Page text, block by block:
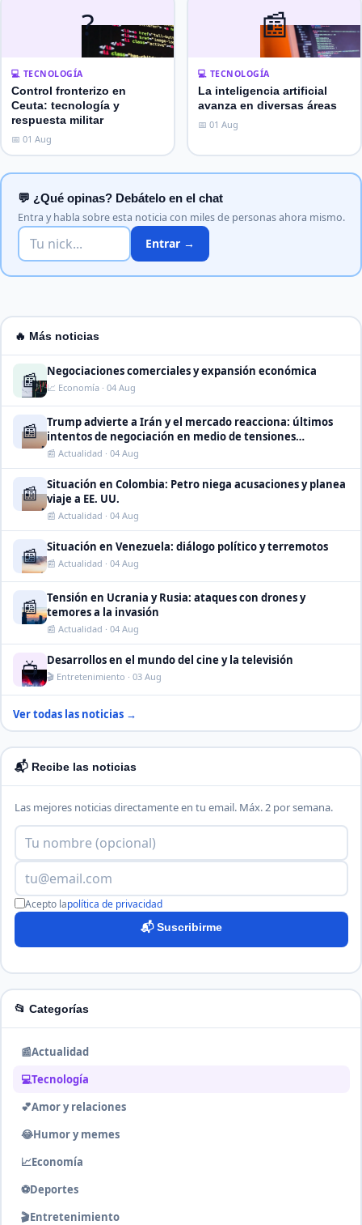
?
💻 TECNOLOGÍA
Control fronterizo en
Ceuta: tecnología y
respuesta militar
📅 01 Aug
📰
💻 TECNOLOGÍA
La inteligencia artificial
avanza en diversas áreas
📅 01 Aug
💬 ¿Qué opinas? Debátelo en el chat
Entra y habla sobre esta noticia con miles de personas ahora mismo.
Entrar →
🔥 Más noticias
📰 Negociaciones comerciales y expansión económica
📈 Economía · 04 Aug
📰
Trump advierte a Irán y el mercado reacciona: últimos
intentos de negociación en medio de tensiones
internacionales
📰 Actualidad · 04 Aug
📰
Situación en Colombia: Petro niega acusaciones y planea
viaje a EE. UU.
📰 Actualidad · 04 Aug
📰 Situación en Venezuela: diálogo político y terremotos
📰 Actualidad · 04 Aug
📰
Tensión en Ucrania y Rusia: ataques con drones y
temores a la invasión
📰 Actualidad · 04 Aug
📺 Desarrollos en el mundo del cine y la televisión
🎬 Entretenimiento · 03 Aug
Ver todas las noticias →
📬 Recibe las noticias
Las mejores noticias directamente en tu email. Máx. 2 por semana.
Acepto lapolítica de privacidad
📬 Suscribirme
📂 Categorías
📰Actualidad
💻Tecnología
💕Amor y relaciones
😂Humor y memes
📈Economía
⚽Deportes
🎬Entretenimiento